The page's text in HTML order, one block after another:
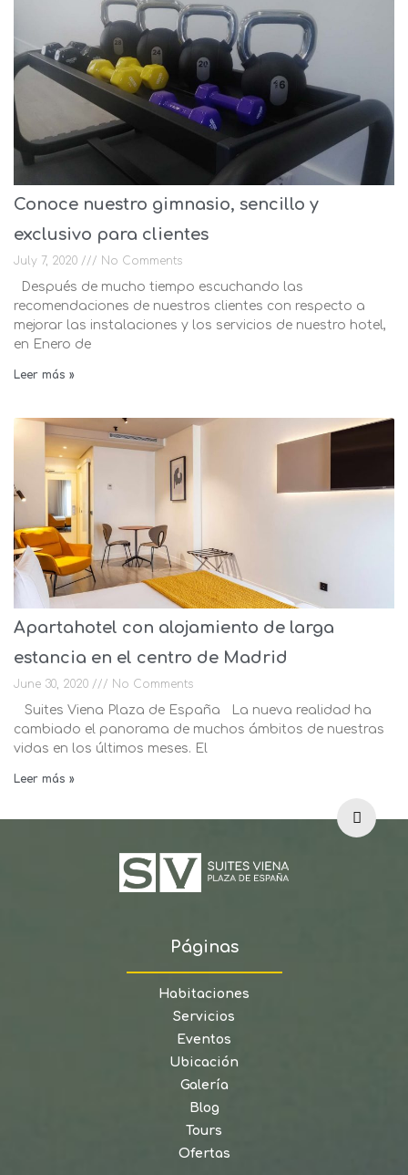
Conoce nuestro gimnasio, sencillo y
exclusivo para clientes
July 7, 2020 No Comments
Después de mucho tiempo escuchando las
recomendaciones de nuestros clientes con respecto a
mejorar las instalaciones y los servicios de nuestro hotel,
en Enero de
Leer más »
Apartahotel con alojamiento de larga
estancia en el centro de Madrid
June 30, 2020 No Comments
Suites Viena Plaza de España La nueva realidad ha
cambiado el panorama de muchos ámbitos de nuestras
vidas en los últimos meses. El
Leer más »
Páginas
Habitaciones
Servicios
Eventos
Ubicación
Galería
Blog
Tours
Ofertas